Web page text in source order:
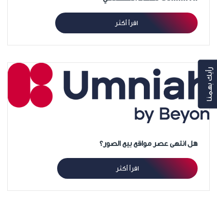
اقرأ أكثر
هل انتهى عصر مواقع بيع الصور؟
اقرأ أكثر
رأيك بهمنا